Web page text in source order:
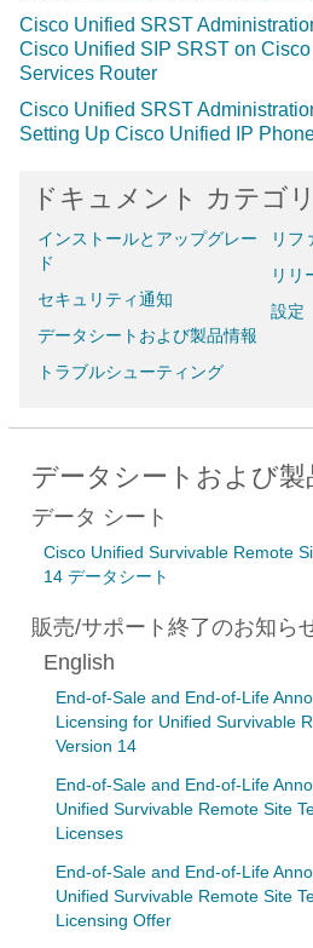
Cisco Unified SRST
Cisco Unified SIP SRST on
Services Router
Cisco Unified SRST
Setting Up Cisco Unified IP
ドキュメント カテゴリ
インストールとアップグレー
ド
セキュリティ通知
データシートおよび製品情報
トラブルシューティング
リフ
リリ
設定
データシートおよび製
データ シート
Cisco Unified Survivable Remote
14 データシート
販売/サポート終了のお知ら
English
End-of-Sale and End-of-Life
Licensing for Unified Survivable
Version 14
End-of-Sale and End-of-Life
Unified Survivable Remote Site
Licenses
End-of-Sale and End-of-Life
Unified Survivable Remote Site
Licensing Offer